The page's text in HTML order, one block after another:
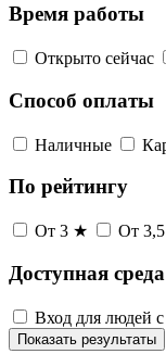
Время работы
Открыто сейчас
Способ оплаты
Наличные
По рейтингу
От 3 ★ От
Доступная среда
Вход для людей
Показать результаты